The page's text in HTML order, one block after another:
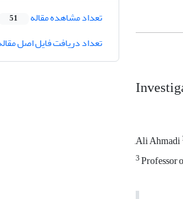
َAli Ahmadi
3Professor
تعداد مشاهده مقاله 51
تعداد دریافت فایل اصل